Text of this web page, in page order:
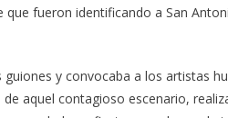
fueron identificando a San
guiones y convocaba a los artistas
aquel contagioso escenario,